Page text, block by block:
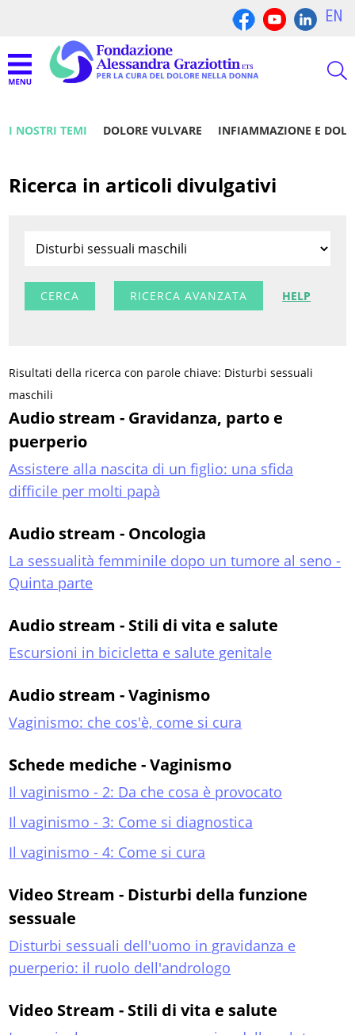
EN
I NOSTRI TEMI DOLORE VULVARE INFIAMMAZIONE E
Ricerca in articoli divulgativi
RICERCA AVANZATA HELP
Risultati della ricerca con parole chiave: Disturbi sessuali
maschili
Audio stream - Gravidanza, parto e
puerperio
Assistere alla nascita di un figlio: una sfida
difficile per molti papà
Audio stream - Oncologia
La sessualità femminile dopo un tumore al seno -
Quinta parte
Audio stream - Stili di vita e salute
Escursioni in bicicletta e salute genitale
Audio stream - Vaginismo
Vaginismo: che cos'è, come si cura
Schede mediche - Vaginismo
Il vaginismo - 2: Da che cosa è provocato
Il vaginismo - 3: Come si diagnostica
Il vaginismo - 4: Come si cura
Video Stream - Disturbi della funzione
sessuale
Disturbi sessuali dell'uomo in gravidanza e
puerperio: il ruolo dell'andrologo
Video Stream - Stili di vita e salute